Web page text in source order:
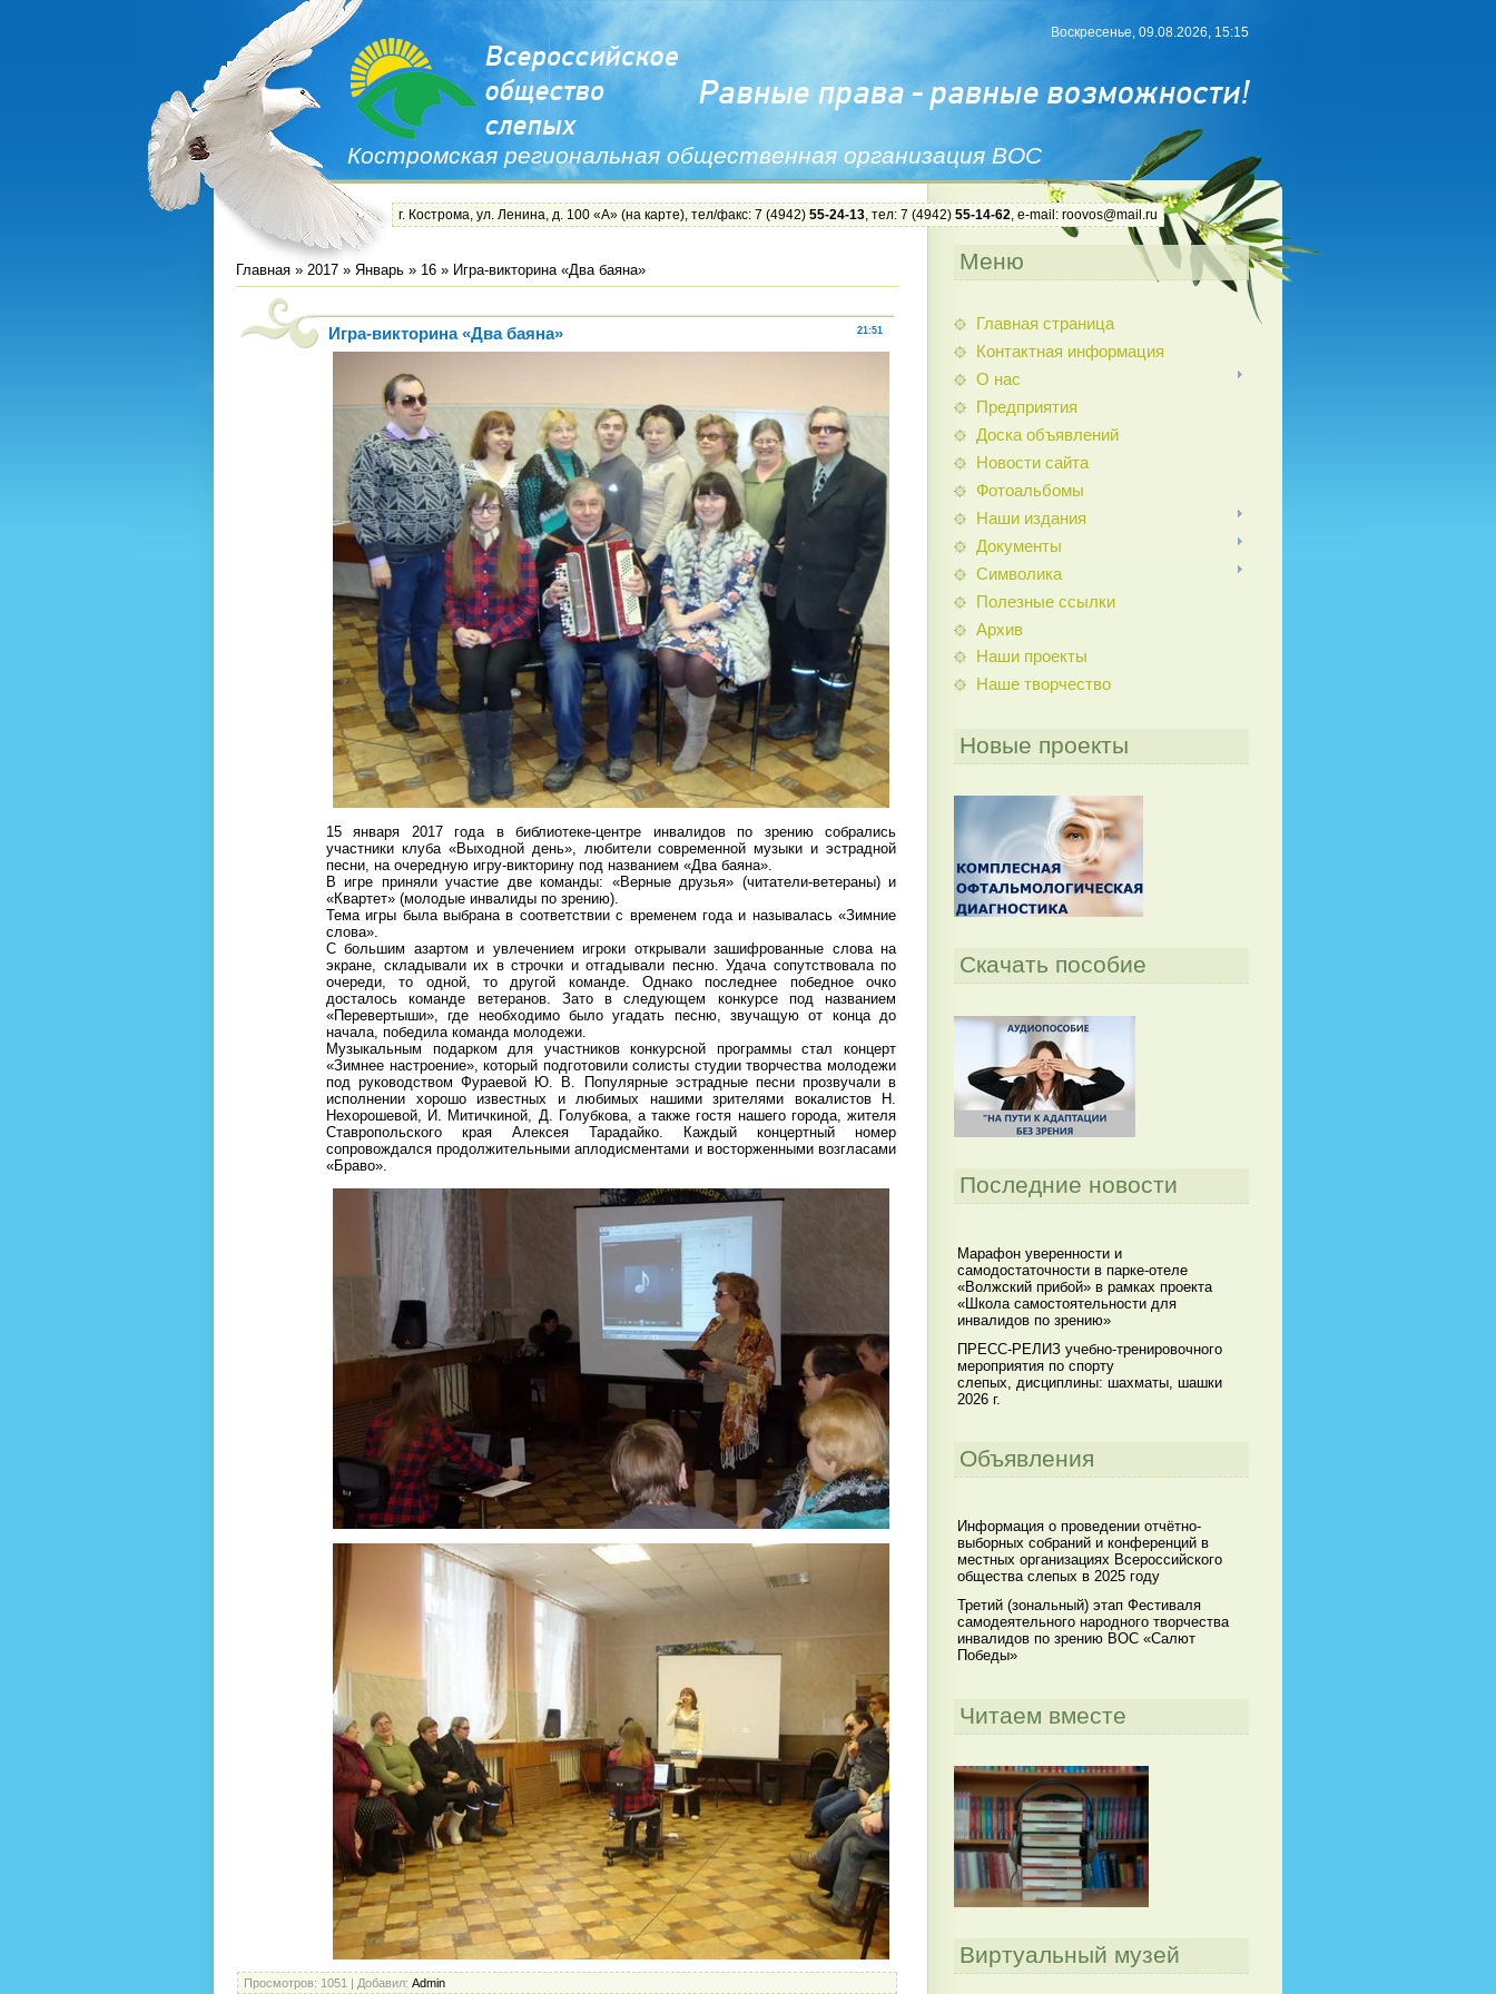
Костромская региональная общественная организация ВОС
Воскресенье, 09.08.2026, 15:15
г. Кострома, ул. Ленина, д. 100 «А» (на карте), тел/факс: 7 (4942) 55-24-13, тел: 7 (4942) 55-14-62, e-mail: roovos@mail.ru
Главная » 2017 » Январь » 16 » Игра-викторина «Два баяна»
21:51
Игра-викторина «Два баяна»
15 января 2017 года в библиотеке-центре инвалидов по зрению собрались
участники клуба «Выходной день», любители современной музыки и эстрадной
песни, на очередную игру-викторину под названием «Два баяна».
В игре приняли участие две команды: «Верные друзья» (читатели-ветераны) и
«Квартет» (молодые инвалиды по зрению).
Тема игры была выбрана в соответствии с временем года и называлась «Зимние
слова».
С большим азартом и увлечением игроки открывали зашифрованные слова на
экране, складывали их в строчки и отгадывали песню. Удача сопутствовала по
очереди, то одной, то другой команде. Однако последнее победное очко
досталось команде ветеранов. Зато в следующем конкурсе под названием
«Перевертыши», где необходимо было угадать песню, звучащую от конца до
начала, победила команда молодежи.
Музыкальным подарком для участников конкурсной программы стал концерт
«Зимнее настроение», который подготовили солисты студии творчества молодежи
под руководством Фураевой Ю. В. Популярные эстрадные песни прозвучали в
исполнении хорошо известных и любимых нашими зрителями вокалистов Н.
Нехорошевой, И. Митичкиной, Д. Голубкова, а также гостя нашего города, жителя
Ставропольского края Алексея Тарадайко. Каждый концертный номер
сопровождался продолжительными аплодисментами и восторженными возгласами
«Браво».
Просмотров: 1051 | Добавил: Admin
Меню
Главная страница
Контактная информация
О нас
Предприятия
Доска объявлений
Новости сайта
Фотоальбомы
Наши издания
Документы
Символика
Полезные ссылки
Архив
Наши проекты
Наше творчество
Новые проекты
Скачать пособие
Последние новости
Марафон уверенности и
самодостаточности в парке-отеле
«Волжский прибой» в рамках проекта
«Школа самостоятельности для
инвалидов по зрению»
ПРЕСС-РЕЛИЗ учебно-тренировочного
мероприятия по спорту
слепых, дисциплины: шахматы, шашки
2026 г.
Объявления
Информация о проведении отчётно-
выборных собраний и конференций в
местных организациях Всероссийского
общества слепых в 2025 году
Третий (зональный) этап Фестиваля
самодеятельного народного творчества
инвалидов по зрению ВОС «Салют
Победы»
Читаем вместе
Виртуальный музей